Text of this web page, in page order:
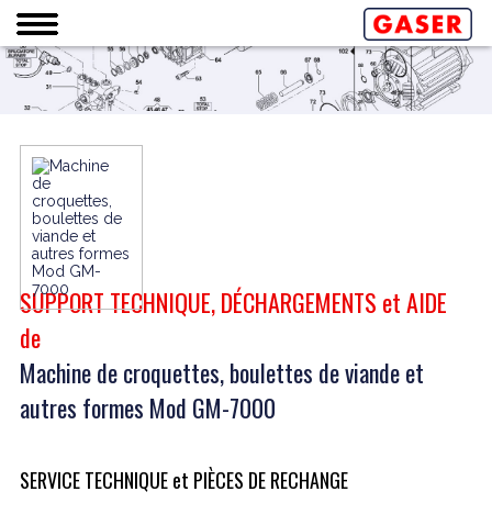
SUPPORT TECHNIQUE, DÉCHARGEMENTS et AIDE
de
Machine de croquettes, boulettes de viande et
autres formes Mod GM-7000
SERVICE TECHNIQUE et PIÈCES DE RECHANGE